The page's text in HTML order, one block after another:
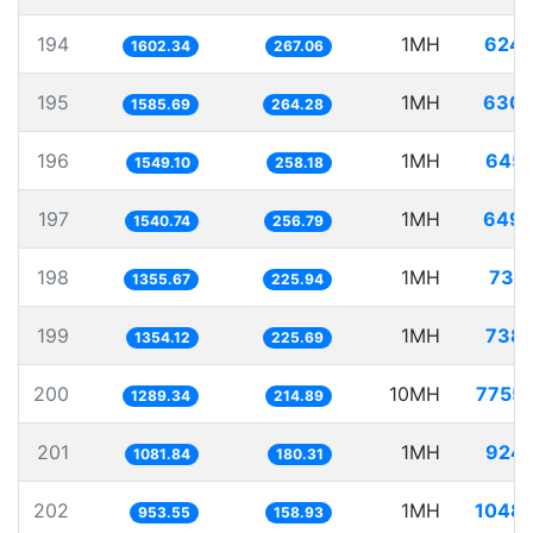
194 1602.34 267.06 1MH
195 1585.69 264.28 1MH
196 1549.10 258.18 1MH
197 1540.74 256.79 1MH
198 1355.67 225.94 1MH
199 1354.12 225.69 1MH
200 1289.34 214.89 10MH
201 1081.84 180.31 1MH
202 953.55 158.93 1MH